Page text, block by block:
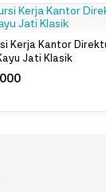
Kerja Kantor
Jati Klasik